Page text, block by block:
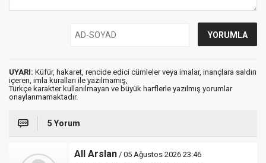
UYARI: Küfür, hakaret, rencide edici cümleler veya imalar, inançlara saldırı
içeren, imla kuralları ile yazılmamış,
Türkçe karakter kullanılmayan ve büyük harflerle yazılmış yorumlar
onaylanmamaktadır.
5 Yorum
All Arslan / 05 Ağustos 2026 23:46